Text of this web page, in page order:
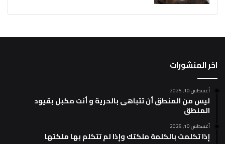
اخر المنشورات
أغسطس 10, 2025
ليس من المنطق أن تتباهى بالحرية و أنت مكبل بقيود
المنطق
أغسطس 10, 2025
إذا تكلمت بالكلمة ملكتك وإذا لم تتكلم بها ملكتها